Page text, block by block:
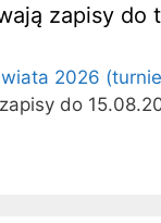
zapisy do
2026
do